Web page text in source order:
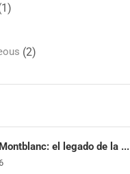
(2)
el legado de la ...